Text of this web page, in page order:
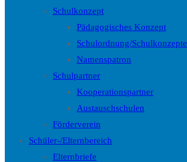
Schulkonzept
Pädagogisches Konzept
Schulordnung/Schulkonzepte
Namenspatron
Schulpartner
Kooperationspartner
Austauschschulen
Förderverein
Schüler-/Elternbereich
Elternbriefe